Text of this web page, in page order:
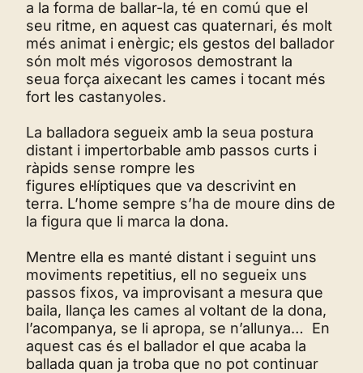
a la forma de ballar-la, té en comú que el
seu ritme, en aquest cas quaternari, és molt
més animat i enèrgic; els gestos del ballador
són molt més vigorosos demostrant la
seua força aixecant les cames i tocant més
fort les castanyoles.
La balladora segueix amb la seua postura
distant i impertorbable amb passos curts i
ràpids sense rompre les
figures el·líptiques que va descrivint en
terra. L’home sempre s’ha de moure dins de
la figura que li marca la dona.
Mentre ella es manté distant i seguint uns
moviments repetitius, ell no segueix uns
passos fixos, va improvisant a mesura que
baila, llança les cames al voltant de la dona,
l’acompanya, se li apropa, se n’allunya… En
aquest cas és el ballador el que acaba la
ballada quan ja troba que no pot continuar